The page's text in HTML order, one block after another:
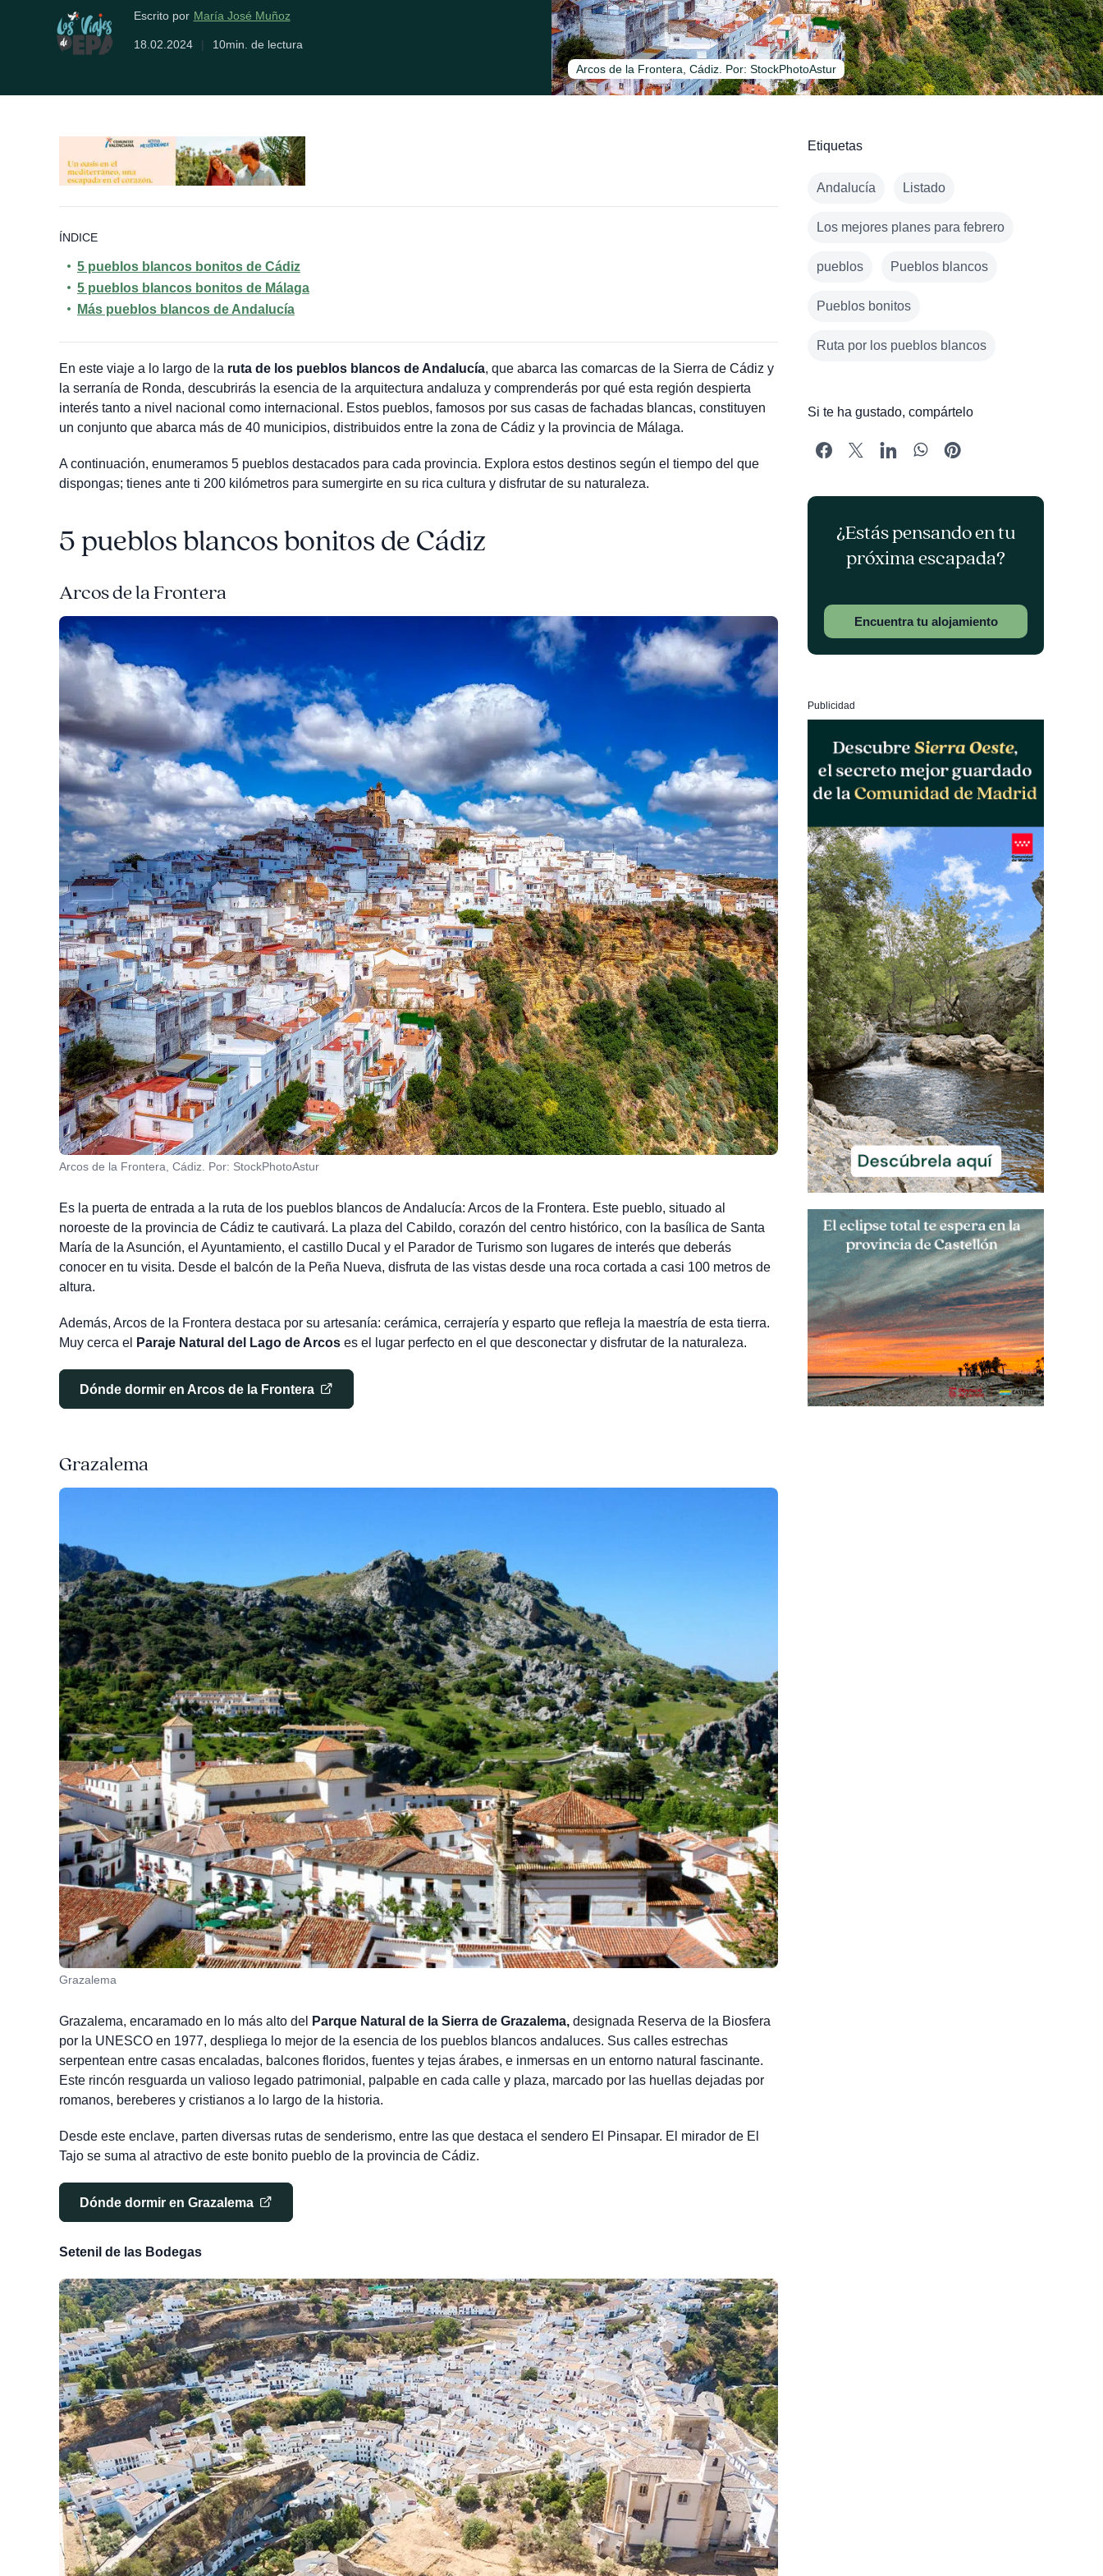
Escrito por María José Muñoz
18.02.2024 |
10min. de lectura
Arcos de la Frontera, Cádiz. Por: StockPhotoAstur
ÍNDICE
5 pueblos blancos bonitos de Cádiz
5 pueblos blancos bonitos de Málaga
Más pueblos blancos de Andalucía
En este viaje a lo largo de la ruta de los pueblos blancos de Andalucía, que abarca las comarcas de la Sierra de Cádiz y
la serranía de Ronda, descubrirás la esencia de la arquitectura andaluza y comprenderás por qué esta región despierta
interés tanto a nivel nacional como internacional. Estos pueblos, famosos por sus casas de fachadas blancas, constituyen
un conjunto que abarca más de 40 municipios, distribuidos entre la zona de Cádiz y la provincia de Málaga.
A continuación, enumeramos 5 pueblos destacados para cada provincia. Explora estos destinos según el tiempo del que
dispongas; tienes ante ti 200 kilómetros para sumergirte en su rica cultura y disfrutar de su naturaleza.
5 pueblos blancos bonitos de Cádiz
Arcos de la Frontera
Arcos de la Frontera, Cádiz. Por: StockPhotoAstur
Es la puerta de entrada a la ruta de los pueblos blancos de Andalucía: Arcos de la Frontera. Este pueblo, situado al
noroeste de la provincia de Cádiz te cautivará. La plaza del Cabildo, corazón del centro histórico, con la basílica de Santa
María de la Asunción, el Ayuntamiento, el castillo Ducal y el Parador de Turismo son lugares de interés que deberás
conocer en tu visita. Desde el balcón de la Peña Nueva, disfruta de las vistas desde una roca cortada a casi 100 metros de
altura.
Además, Arcos de la Frontera destaca por su artesanía: cerámica, cerrajería y esparto que refleja la maestría de esta tierra.
Muy cerca el
Paraje Natural del Lago de Arcos es el lugar perfecto en el que desconectar y disfrutar de la naturaleza.
Dónde dormir en Arcos de la Frontera
Grazalema
Grazalema
Grazalema, encaramado en lo más alto del Parque Natural de la Sierra de Grazalema,designada Reserva de la Biosfera
por la UNESCO en 1977, despliega lo mejor de la esencia de los pueblos blancos andaluces. Sus calles estrechas
serpentean entre casas encaladas, balcones floridos, fuentes y tejas árabes, e inmersas en un entorno natural fascinante.
Este rincón resguarda un valioso legado patrimonial, palpable en cada calle y plaza, marcado por las huellas dejadas por
romanos, bereberes y cristianos a lo largo de la historia.
Desde este enclave, parten diversas rutas de senderismo, entre las que destaca el sendero El Pinsapar. El mirador de El
Tajo se suma al atractivo de este bonito pueblo de la provincia de Cádiz.
Dónde dormir en Grazalema
Setenil de las Bodegas
Etiquetas
Andalucía Listado
Los mejores planes para febrero
pueblos Pueblos blancos
Pueblos bonitos
Ruta por los pueblos blancos
Si te ha gustado, compártelo
¿Estás pensando en tu
próxima escapada?
Encuentra tu alojamiento
Publicidad